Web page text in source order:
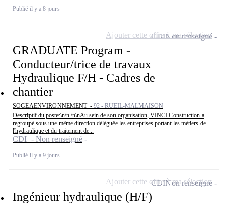
Publié il y a 8 jours
GRADUATE Program -
Conducteur/trice de travaux
Hydraulique F/H - Cadres de
chantier
SOGEAENVIRONNEMENT - 92 - RUEIL-MALMAISON
Descriptif du poste:\n\n \n\nAu sein de son organisation, VINCI Construction a
regroupé sous une même direction déléguée les entreprises portant les métiers de
l'hydraulique et du traitement de...
CDI - Non renseigné
Publié il y a 9 jours
CDINon renseigné
Ajouter cette offre à ma sélection
Ingénieur hydraulique (H/F)
CDINon renseigné
Ajouter cette offre à ma sélection